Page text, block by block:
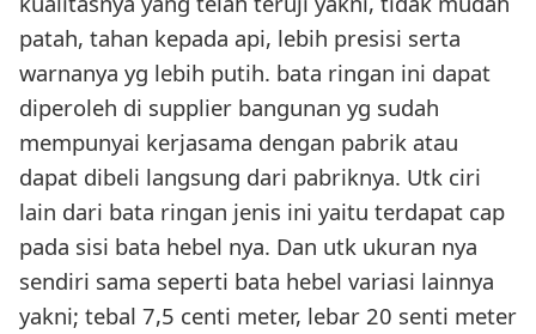
patah, tahan kepada api, lebih presisi serta
warnanya yg lebih putih. bata ringan ini dapat
diperoleh di supplier bangunan yg sudah
mempunyai kerjasama dengan pabrik atau
dapat dibeli langsung dari pabriknya. Utk ciri
lain dari bata ringan jenis ini yaitu terdapat cap
pada sisi bata hebel nya. Dan utk ukuran nya
sendiri sama seperti bata hebel variasi lainnya
yakni; tebal 7,5 centi meter, lebar 20 senti meter